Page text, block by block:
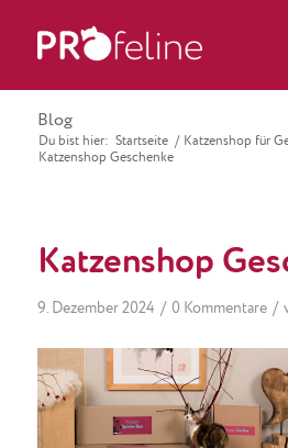
Blog
Du bist hier: Startseite / Katzenshop für
Katzenshop Geschenke
Katzenshop
9. Dezember 2024 / 0 Kommentare /